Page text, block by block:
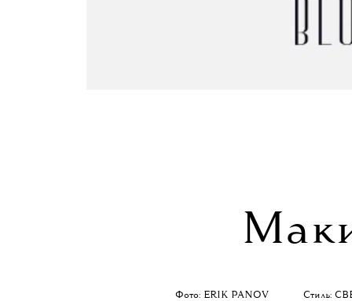
Фото: ERIK PANOV Стиль: